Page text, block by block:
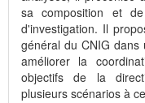
sa composition et
d'investigation. Il
général du CNIG dans
améliorer la
objectifs de la
plusieurs scénarios à